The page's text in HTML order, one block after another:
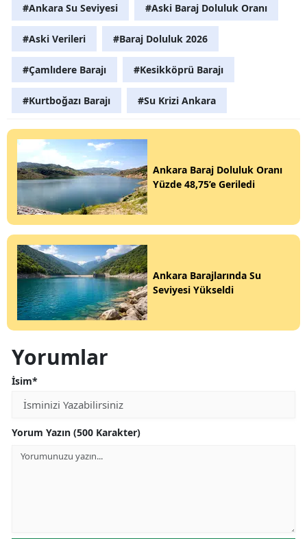
#Ankara Su Seviyesi #Aski Baraj Doluluk Oranı
#Aski Verileri #Baraj Doluluk 2026
#Çamlıdere Barajı #Kesikköprü Barajı
#Kurtboğazı Barajı #Su Krizi Ankara
Ankara Baraj Doluluk Oranı
Yüzde 48,75’e Geriledi
Ankara Barajlarında Su
Seviyesi Yükseldi
Yorumlar
İsim*
Yorum Yazın (500 Karakter)